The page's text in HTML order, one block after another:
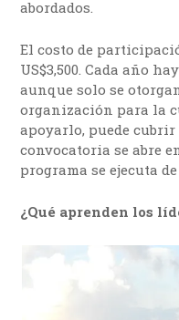
abordados.
El costo de
US$3,500. Cada año
aunque solo se
organización para la
apoyarlo, puede
convocatoria se abre
programa se ejecuta
¿Qué aprenden los